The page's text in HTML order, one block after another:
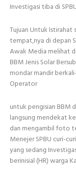
Investigasi tiba di
Tujuan Untuk
tempat,nya di depan
Awak Media melihat
BBM Jenis Solar
mondar mandir
Operator
untuk pengisian BBM
langsung mendekat
dan mengambil foto
Menejer SPBU curi-
yang sedang
berinisial (HR) warga